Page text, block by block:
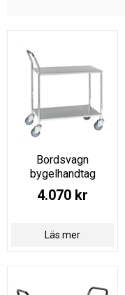
Bordsvagn
bygelhandtag
4.070 kr
Läs mer